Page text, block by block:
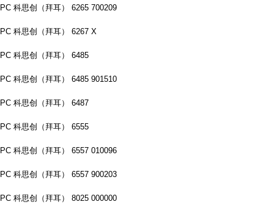
PC 科思创（拜耳） 6265 700209
PC 科思创（拜耳） 6267 X
PC 科思创（拜耳） 6485
PC 科思创（拜耳） 6485 901510
PC 科思创（拜耳） 6487
PC 科思创（拜耳） 6555
PC 科思创（拜耳） 6557 010096
PC 科思创（拜耳） 6557 900203
PC 科思创（拜耳） 8025 000000